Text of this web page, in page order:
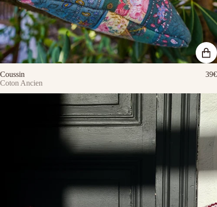
Coussin
39€
Coton Ancien